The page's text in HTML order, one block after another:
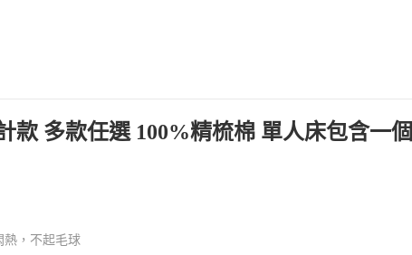
款 多款任選 100%精梳棉 單人床包含一
熱，不起毛球